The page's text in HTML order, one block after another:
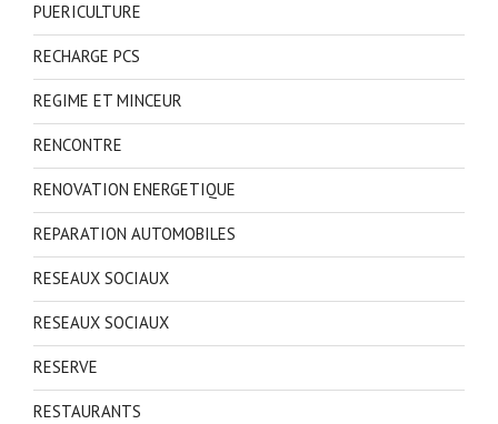
PUERICULTURE
RECHARGE PCS
REGIME ET MINCEUR
RENCONTRE
RENOVATION ENERGETIQUE
REPARATION AUTOMOBILES
RESEAUX SOCIAUX
RESEAUX SOCIAUX
RESERVE
RESTAURANTS